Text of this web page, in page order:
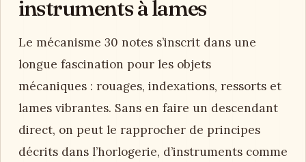
instruments à lames
Le mécanisme 30 notes s’inscrit dans une
longue fascination pour les objets
mécaniques : rouages, indexations, ressorts et
lames vibrantes. Sans en faire un descendant
direct, on peut le rapprocher de principes
décrits dans l’horlogerie, d’instruments comme